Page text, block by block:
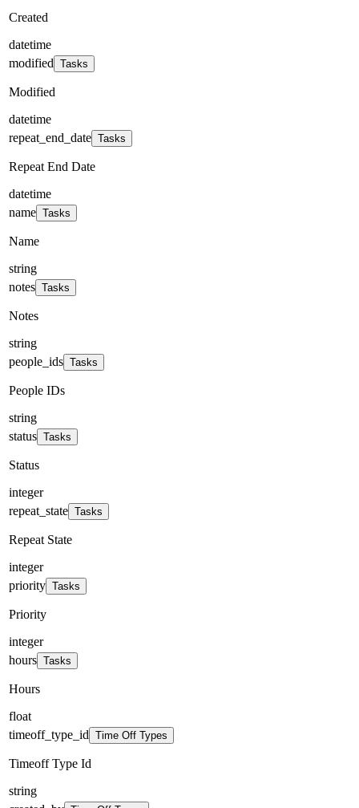
Created
datetime
modified Tasks
Modified
datetime
repeat_end_date Tasks
Repeat End Date
datetime
name Tasks
Name
string
notes Tasks
Notes
string
people_ids Tasks
People IDs
string
status Tasks
Status
integer
repeat_state Tasks
Repeat State
integer
priority Tasks
Priority
integer
hours Tasks
Hours
float
timeoff_type_id Time Off Types
Timeoff Type Id
string